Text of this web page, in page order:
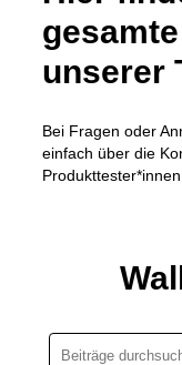
unserer
Bei Fragen oder
einfach über die